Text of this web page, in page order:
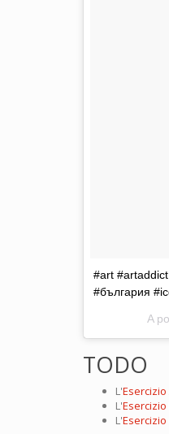
#art
#българия
A
TODO
L'Esercizio
L'Esercizio
L'Esercizio